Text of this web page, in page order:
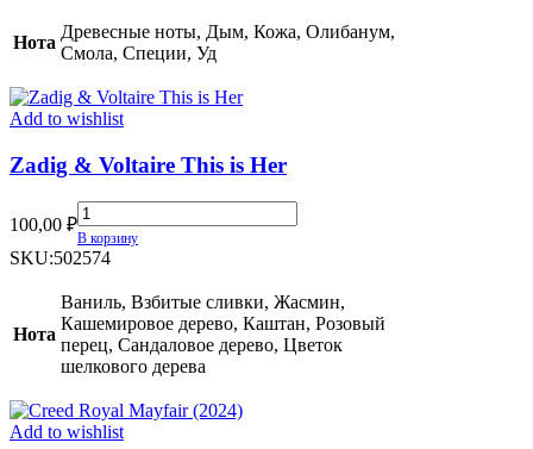
quantity
Нота
Древесные ноты, Дым, Кожа, Олибанум,
Смола, Специи, Уд
Add to wishlist
Zadig & Voltaire This is Her
100,00 ₽
Zadig
&
Voltaire
is
Her
quantity
В корзину
SKU:502574
Нота
Ваниль, Взбитые сливки, Жасмин,
Кашемировое дерево, Каштан, Розовый
перец, Сандаловое дерево, Цветок
шелкового дерева
Add to wishlist